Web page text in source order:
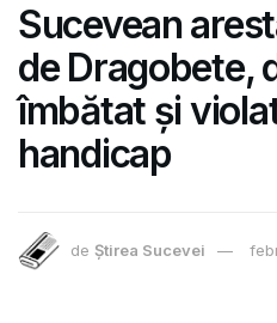
Sucevean
de Dragobete,
îmbătat și
handicap
de Știrea Sucevei